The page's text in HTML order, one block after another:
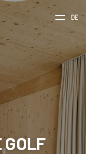
DE
GOLF